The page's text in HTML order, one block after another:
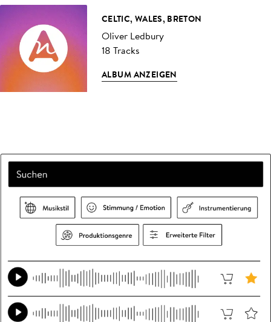
CELTIC, WALES, BRETON
Oliver Ledbury
18 Tracks
ALBUM ANZEIGEN